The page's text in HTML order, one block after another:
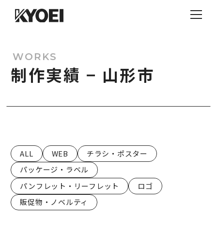
WORKS
制作実績 − 山形市
ALL WEB
チラシ・ポスター
パッケージ・ラベル
パンフレット・リーフレット
ロゴ
販促物・ノベルティ